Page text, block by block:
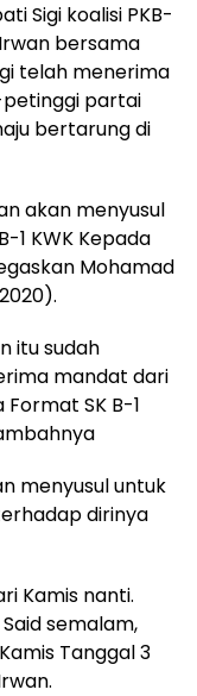
Sigi koalisi PKB-
bersama
telah menerima
petinggi partai
bertarung di
akan menyusul
1 KWK Kepada
Mohamad
itu sudah
mandat dari
SK B-1
menyusul untuk
dirinya
Kamis nanti.
semalam,
Tanggal 3